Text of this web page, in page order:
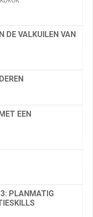
DE VALKUILEN VAN
EEN
PLANMATIG